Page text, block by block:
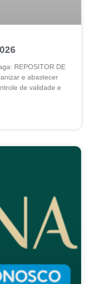
REPOSITOR DE
e abastecer
de validade e